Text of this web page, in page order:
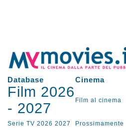
Database Cinema
Film 2026
- 2027 Film al cinema
Serie TV 2026 2027 Prossimamente